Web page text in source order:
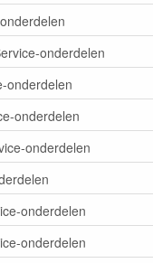
onderdelen
onderdelen
onderdelen
onderdelen
onderdelen
onderdelen